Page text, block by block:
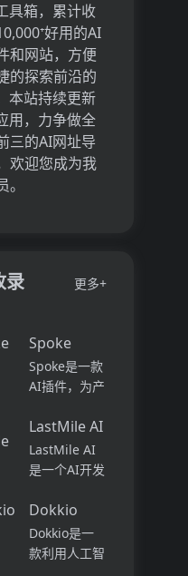
具箱，累计收
好用的AI
和网站，方便
的探索前沿的
本站持续更新
用，力争做全
三的AI网址导
欢迎您成为我
录 更多+
Spoke
Spoke是一款
AI插件，为产
大的、注重隐
私的AI功能，
能够在几秒钟
上下文信息。
它可以帮助全
球快速增长的
团队节省时
LastMile AI
LastMile AI
是一个AI开发
程师而设计，
可以用于原型
开发和生成式
Dokkio
Dokkio是一
款利用人工智